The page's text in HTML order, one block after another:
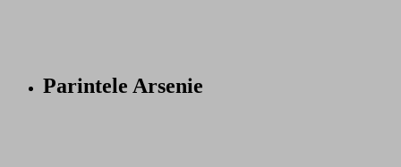
Parintele Arsenie